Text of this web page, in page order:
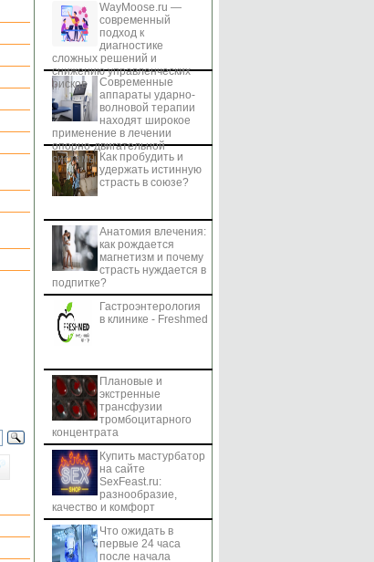
WayMoose.ru —
современный
подход к
диагностике
сложных решений и
снижению управленческих
рисков
Современные
аппараты ударно-
волновой терапии
находят широкое
применение в лечении
опорно-двигательной
системы Как пробудить и
удержать истинную
страсть в союзе?
Анатомия влечения:
как рождается
магнетизм и почему
страсть нуждается в
подпитке?
Гастроэнтерология
в клинике - Freshmed
Плановые и
экстренные
трансфузии
тромбоцитарного
концентрата
Купить мастурбатор
на сайте
SexFeast.ru:
разнообразие,
качество и комфорт
Что ожидать в
первые 24 часа
после начала